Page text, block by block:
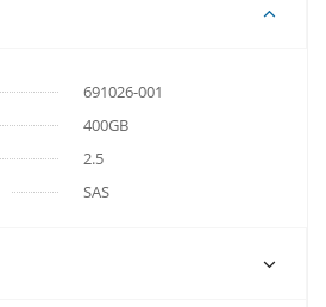
691026-001
400GB
2.5
SAS